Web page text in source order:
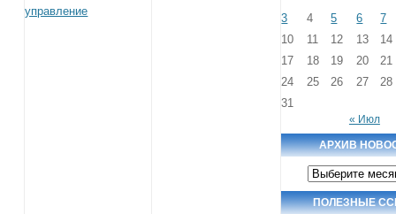
управление
3 4 5 6
7
10
11 12 13
14
17
18 19 20
21
24
25 26 27
28
31
« Июл
АРХИВ
Архив
новостей
ПОЛЕЗНЫЕ